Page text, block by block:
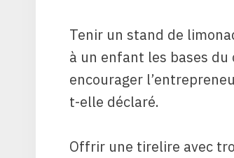
Tenir un stand de
à un enfant les bases du
encourager
t-elle déclaré.
Offrir une tirelire avec